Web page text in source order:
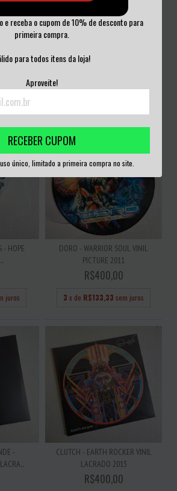
e receba o cupom de 10% de desconto para
primeira compra.
para todos itens da loja!
Aproveite!
RECEBER CUPOM
único, limitado a primeira compra no site.
VINIL BRASIL...
- HOPE
juros
DORO - WARRIOR SOUL VINIL
PICTURE 2011
R$400,00
3 x de R$133,33 sem juros
-
CLUTCH - EARTH ROCKER VINIL
LACRADO 2013
R$400,00